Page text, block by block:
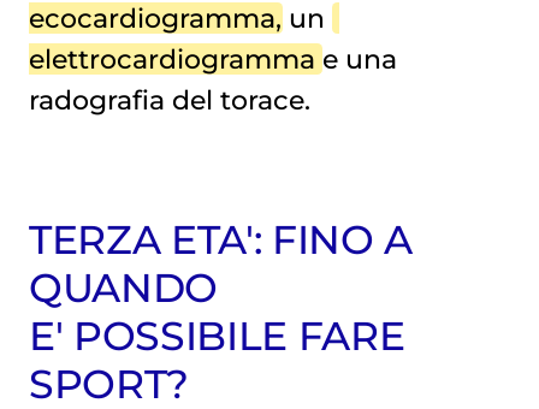
ecocardiogramma, un
elettrocardiogramma e una
radografia del torace.
TERZA ETA': FINO A
QUANDO
E' POSSIBILE FARE
SPORT?